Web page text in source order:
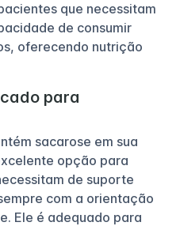
que necessitam
de consumir
oferecendo nutrição
para
sacarose em sua
opção para
de suporte
com a orientação
Ele é adequado para